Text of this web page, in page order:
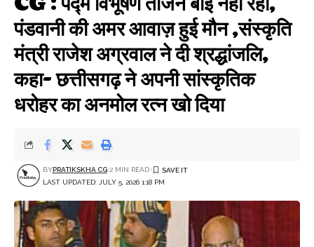
पंडवानी की अमर आवाज़ हुई मौन ,संस्कृति
मंत्री राजेश अग्रवाल ने दी श्रद्धांजलि,
कहा- छत्तीसगढ़ ने अपनी सांस्कृतिक
धरोहर का अनमोल रत्न खो दिया
LAST UPDATED: JULY 5, 2026 1:18 PM
BYPRATIKSKHA CG 2 MIN READ